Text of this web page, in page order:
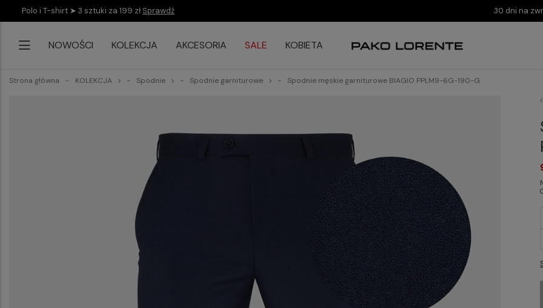
Polo i T-shirt ➤ 3 sztuki za 199 zł Sprawdź 30 dni na
NOWOŚCI KOLEKCJA AKCESORIA SALE KOBIETA
Strona główna KOLEKCJA Spodnie Spodnie garniturowe
Spodnie męskie garniturowe BIAGIO PPLM9-6G-190-G